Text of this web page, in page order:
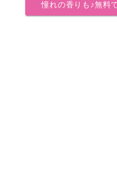
憧れの香りも♪無料